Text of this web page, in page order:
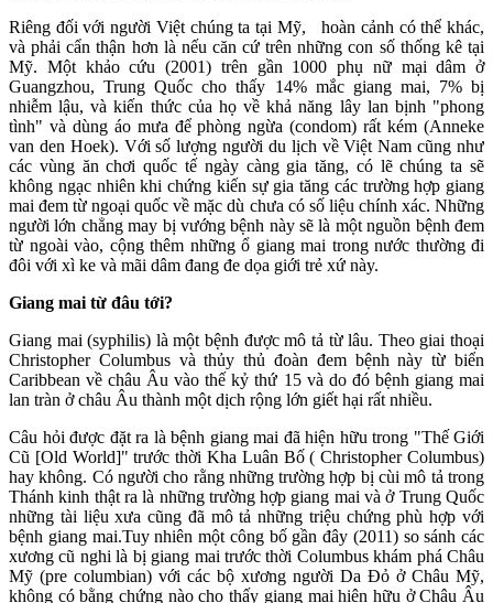
Riêng đối với người Việt chúng ta tại Mỹ, hoàn cảnh có thể khác,
và phải cẩn thận hơn là nếu căn cứ trên những con số thống kê tại
Mỹ. Một khảo cứu (2001) trên gần 1000 phụ nữ mại dâm ở
Guangzhou, Trung Quốc cho thấy 14% mắc giang mai, 7% bị
nhiễm lậu, và kiến thức của họ về khả năng lây lan bịnh "phong
tình" và dùng áo mưa để phòng ngừa (condom) rất kém (Anneke
van den Hoek). Với số lượng người du lịch về Việt Nam cũng như
các vùng ăn chơi quốc tế ngày càng gia tăng, có lẽ chúng ta sẽ
không ngạc nhiên khi chứng kiến sự gia tăng các trường hợp giang
mai đem từ ngoại quốc về mặc dù chưa có số liệu chính xác. Những
người lớn chẳng may bị vướng bệnh này sẽ là một nguồn bệnh đem
từ ngoài vào, cộng thêm những ổ giang mai trong nước thường đi
đôi với xì ke và mãi dâm đang đe dọa giới trẻ xứ này.
Giang mai từ đâu tới?
Giang mai (syphilis) là một bệnh được mô tả từ lâu. Theo giai thoại
Christopher Columbus và thủy thủ đoàn đem bệnh này từ biển
Caribbean về châu Âu vào thế kỷ thứ 15 và do đó bệnh giang mai
lan tràn ở châu Âu thành một dịch rộng lớn giết hại rất nhiều.
Câu hỏi được đặt ra là bệnh giang mai đã hiện hữu trong "Thế Giới
Cũ [Old World]" trước thời Kha Luân Bố ( Christopher Columbus)
hay không. Có người cho rằng những trường hợp bị cùi mô tả trong
Thánh kinh thật ra là những trường hợp giang mai và ở Trung Quốc
những tài liệu xưa cũng đã mô tả những triệu chứng phù hợp với
bệnh giang mai.Tuy nhiên một công bố gần đây (2011) so sánh các
xương cũ nghi là bị giang mai trước thời Columbus khám phá Châu
Mỹ (pre columbian) với các bộ xương người Da Đỏ ở Châu Mỹ,
không có bằng chứng nào cho thấy giang mai hiện hữu ở Châu Âu